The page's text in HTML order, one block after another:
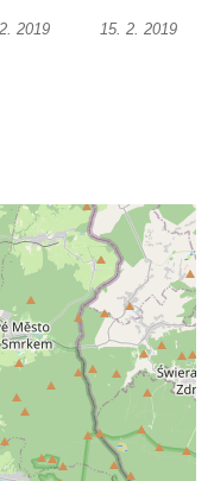
v
2019 15. 2. 2019